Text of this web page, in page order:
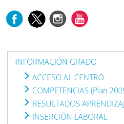
INFORMACIÓN GRADO
ACCESO AL CENTRO
COMPETENCIAS (Plan
RESULTADOS
INSERCIÓN LABORAL